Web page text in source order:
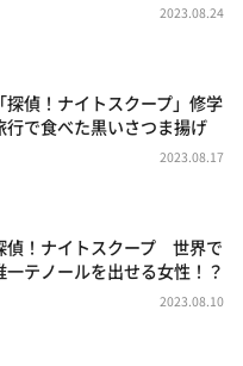
2023.08.24
「探偵！ナイトスクープ」修学
行で食べた黒いさつま揚げ
2023.08.17
偵！ナイトスクープ 世界で
一テノールを出せる女性！？
2023.08.10